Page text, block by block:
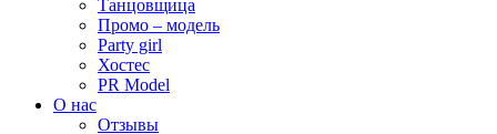
Танцовщица
Промо – модель
Party girl
Хостес
PR Model
О нас
Отзывы